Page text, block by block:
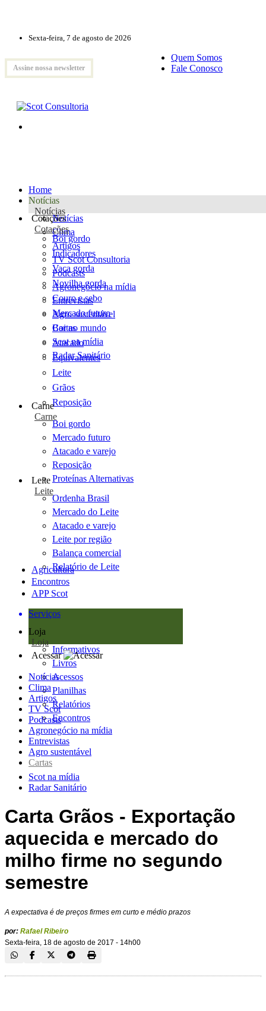
Sexta-feira, 7 de agosto de 2026
Assine nossa newsletter
Quem Somos
Fale Conosco
Home
Notícias
Notícias
Notícias
Clima
Artigos
TV Scot Consultoria
Podcasts
Agronegócio na mídia
Entrevistas
Agro sustentável
Cartas
Scot na mídia
Radar Sanitário
Cotações
Cotações
Boi gordo
Indicadores
Vaca gorda
Novilha gorda
Couro e sebo
Mercado futuro
Boi no mundo
Atacado
Equivalentes
Leite
Grãos
Reposição
Carne
Carne
Boi gordo
Mercado futuro
Atacado e varejo
Reposição
Proteínas Alternativas
Leite
Leite
Ordenha Brasil
Mercado do Leite
Atacado e varejo
Leite por região
Balança comercial
Relatório de Leite
Agricultura
Encontros
APP Scot
Serviços
Loja
Loja
Informativos
Livros
Acessos
Planilhas
Relatórios
Encontros
Acessar
Notícias
Clima
Artigos
TV Scot
Podcasts
Agronegócio na mídia
Entrevistas
Agro sustentável
Cartas
Scot na mídia
Radar Sanitário
Carta Grãos - Exportação
aquecida e mercado do
milho firme no segundo
semestre
A expectativa é de preços firmes em curto e médio prazos
por: Rafael Ribeiro
Sexta-feira, 18 de agosto de 2017 - 14h00